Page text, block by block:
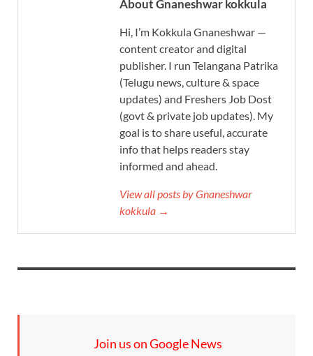
About Gnaneshwar kokkula
Hi, I’m Kokkula Gnaneshwar —
content creator and digital
publisher. I run Telangana Patrika
(Telugu news, culture & space
updates) and Freshers Job Dost
(govt & private job updates). My
goal is to share useful, accurate
info that helps readers stay
informed and ahead.
View all posts by Gnaneshwar
kokkula →
Join us on Google News